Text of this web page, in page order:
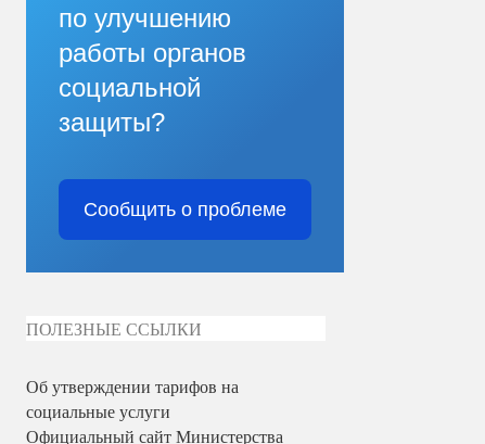
по улучшению
работы органов
социальной
защиты?
Сообщить о проблеме
ПОЛЕЗНЫЕ ССЫЛКИ
Об утверждении тарифов на
социальные услуги
Официальный сайт Министерства